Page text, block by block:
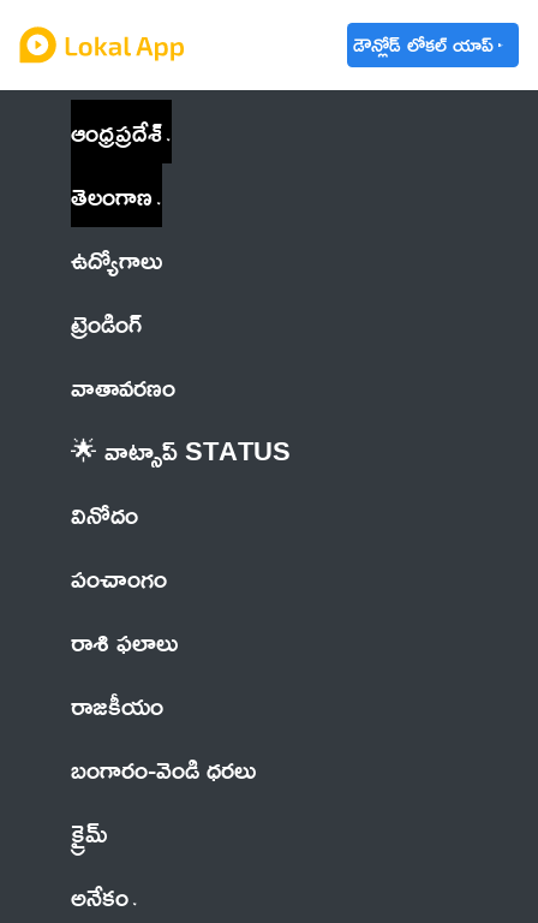
డౌన్లోడ్ లోకల్ యాప్
ఆంధ్రప్రదేశ్
తెలంగాణ
ఉద్యోగాలు
ట్రెండింగ్
వాతావరణం
🌟 వాట్సాప్ STATUS
వినోదం
పంచాంగం
రాశి ఫలాలు
రాజకీయం
బంగారం-వెండి ధరలు
క్రైమ్
అనేకం